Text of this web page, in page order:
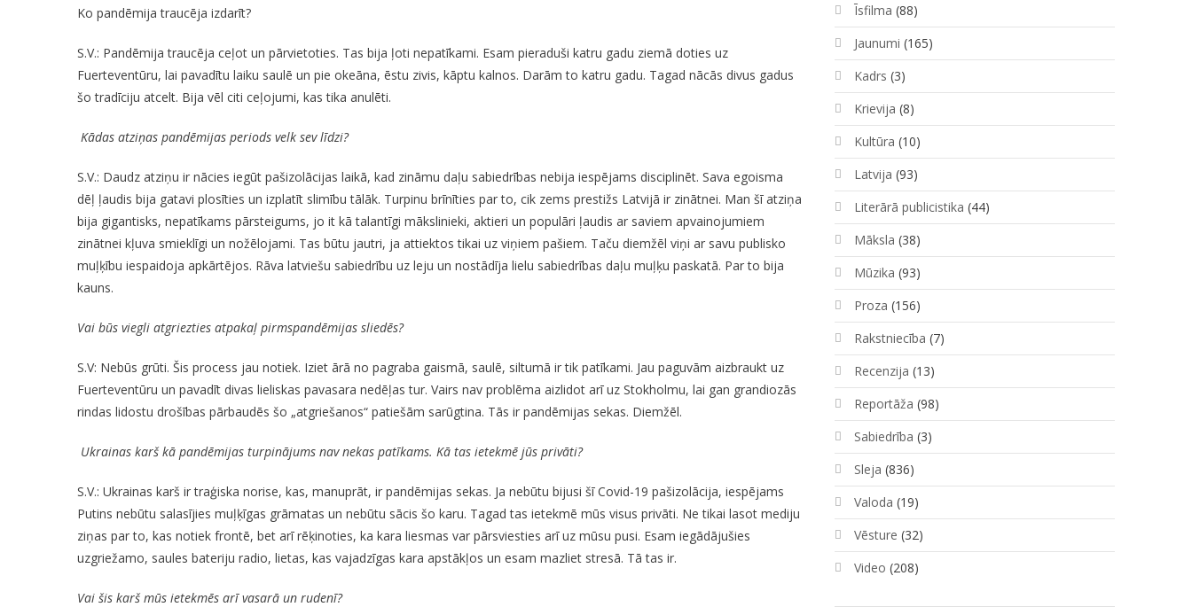
Ko pandēmija traucēja izdarīt?
S.V.: Pandēmija traucēja ceļot un pārvietoties. Tas bija ļoti nepatīkami. Esam pieraduši katru gadu ziemā doties uz
Fuerteventūru, lai pavadītu laiku saulē un pie okeāna, ēstu zivis, kāptu kalnos. Darām to katru gadu. Tagad nācās divus gadus
šo tradīciju atcelt. Bija vēl citi ceļojumi, kas tika anulēti.
Kādas atziņas pandēmijas periods velk sev līdzi?
S.V.: Daudz atziņu ir nācies iegūt pašizolācijas laikā, kad zināmu daļu sabiedrības nebija iespējams disciplinēt. Sava egoisma
dēļ ļaudis bija gatavi plosīties un izplatīt slimību tālāk. Turpinu brīnīties par to, cik zems prestižs Latvijā ir zinātnei. Man šī atziņa
bija gigantisks, nepatīkams pārsteigums, jo it kā talantīgi mākslinieki, aktieri un populāri ļaudis ar saviem apvainojumiem
zinātnei kļuva smieklīgi un nožēlojami. Tas būtu jautri, ja attiektos tikai uz viņiem pašiem. Taču diemžēl viņi ar savu publisko
muļķību iespaidoja apkārtējos. Rāva latviešu sabiedrību uz leju un nostādīja lielu sabiedrības daļu muļķu paskatā. Par to bija
kauns.
Vai būs viegli atgriezties atpakaļ pirmspandēmijas sliedēs?
S.V: Nebūs grūti. Šis process jau notiek. Iziet ārā no pagraba gaismā, saulē, siltumā ir tik patīkami. Jau paguvām aizbraukt uz
Fuerteventūru un pavadīt divas lieliskas pavasara nedēļas tur. Vairs nav problēma aizlidot arī uz Stokholmu, lai gan grandiozās
rindas lidostu drošības pārbaudēs šo „atgriešanos“ patiešām sarūgtina. Tās ir pandēmijas sekas. Diemžēl.
Ukrainas karš kā pandēmijas turpinājums nav nekas patīkams. Kā tas ietekmē jūs privāti?
S.V.: Ukrainas karš ir traģiska norise, kas, manuprāt, ir pandēmijas sekas. Ja nebūtu bijusi šī Covid-19 pašizolācija, iespējams
Putins nebūtu salasījies muļķīgas grāmatas un nebūtu sācis šo karu. Tagad tas ietekmē mūs visus privāti. Ne tikai lasot mediju
ziņas par to, kas notiek frontē, bet arī rēķinoties, ka kara liesmas var pārsviesties arī uz mūsu pusi. Esam iegādājušies
uzgriežamo, saules bateriju radio, lietas, kas vajadzīgas kara apstākļos un esam mazliet stresā. Tā tas ir.
Vai šis karš mūs ietekmēs arī vasarā un rudenī?
Īsfilma (88)
Jaunumi (165)
Kadrs (3)
Krievija (8)
Kultūra (10)
Latvija (93)
Literārā publicistika (44)
Māksla (38)
Mūzika (93)
Proza (156)
Rakstniecība (7)
Recenzija (13)
Reportāža (98)
Sabiedrība (3)
Sleja (836)
Valoda (19)
Vēsture (32)
Video (208)